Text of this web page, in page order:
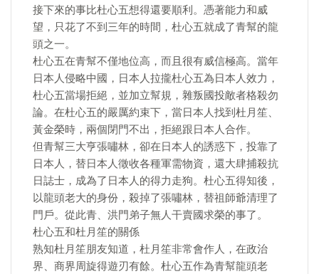
接下來的事比杜心五想得還要順利。憑著能力和威
望，只花了不到三年的時間，杜心五就成了青幫的龍
頭之一。
杜心五在青幫不僅地位高，而且很有威信極高。當年
日本人侵略中國，日本人拉攏杜心五為日本人效力，
杜心五當場拒絕，並加立幫規，雜叛國投敵者格殺勿
論。在杜心五的嚴厲約束下，當日本人找到杜月笙、
黃金榮時，兩個閉門不出，拒絕跟日本人合作。
但青幫三大亨張嘯林，卻在日本人的誘惑下，投靠了
日本人，替日本人徵收各種軍需物資，還大肆捕殺抗
日誌士，成為了日本人的得力走狗。杜心五得知後，
以龍頭老大的身份，殺掉了張嘯林，替祖師爺清理了
門戶。從此青、洪門弟子無人干賣國求榮的事了。
杜心五和杜月笙的關係
熟知杜月笙朋友知道，杜月笙非常會作人，在政治
界、商界周旋得遊刃有餘。杜心五作為青幫龍頭老